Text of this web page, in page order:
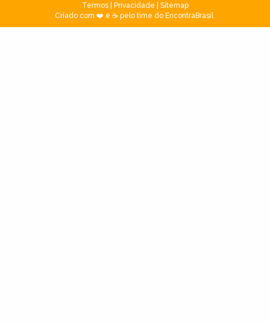
Termos| Privacidade
Sitemap
Criado com ❤️ e ☕ pelo time do EncontraBrasil